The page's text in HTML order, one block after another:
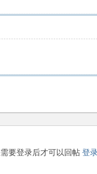
要登录后才可以回帖 登